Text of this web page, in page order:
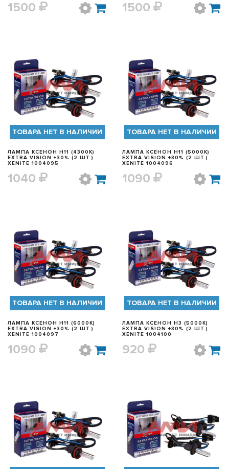
1500 1500
БЫСТРЫЙ ПРОСМОТР
ТОВАРА НЕТ В НАЛИЧИИ
ЛАМПА КСЕНОН H11 (4300K)
EXTRA VISION +30% (2 ШТ.)
XENITE 1004095
1040
БЫСТРЫЙ ПРОСМОТР
ТОВАРА НЕТ В НАЛИЧИИ
ЛАМПА КСЕНОН H11 (5000K)
EXTRA VISION +30% (2 ШТ.)
XENITE 1004096
1090
БЫСТРЫЙ ПРОСМОТР
ТОВАРА НЕТ В НАЛИЧИИ
ЛАМПА КСЕНОН H11 (6000K)
EXTRA VISION +30% (2 ШТ.)
XENITE 1004097
1090
БЫСТРЫЙ ПРОСМОТР
ТОВАРА НЕТ В НАЛИЧИИ
ЛАМПА КСЕНОН H3 (5000K)
EXTRA VISION +30% (2 ШТ.)
XENITE 1004100
920
БЫСТРЫЙ ПРОСМОТР БЫСТРЫЙ ПРОСМОТР